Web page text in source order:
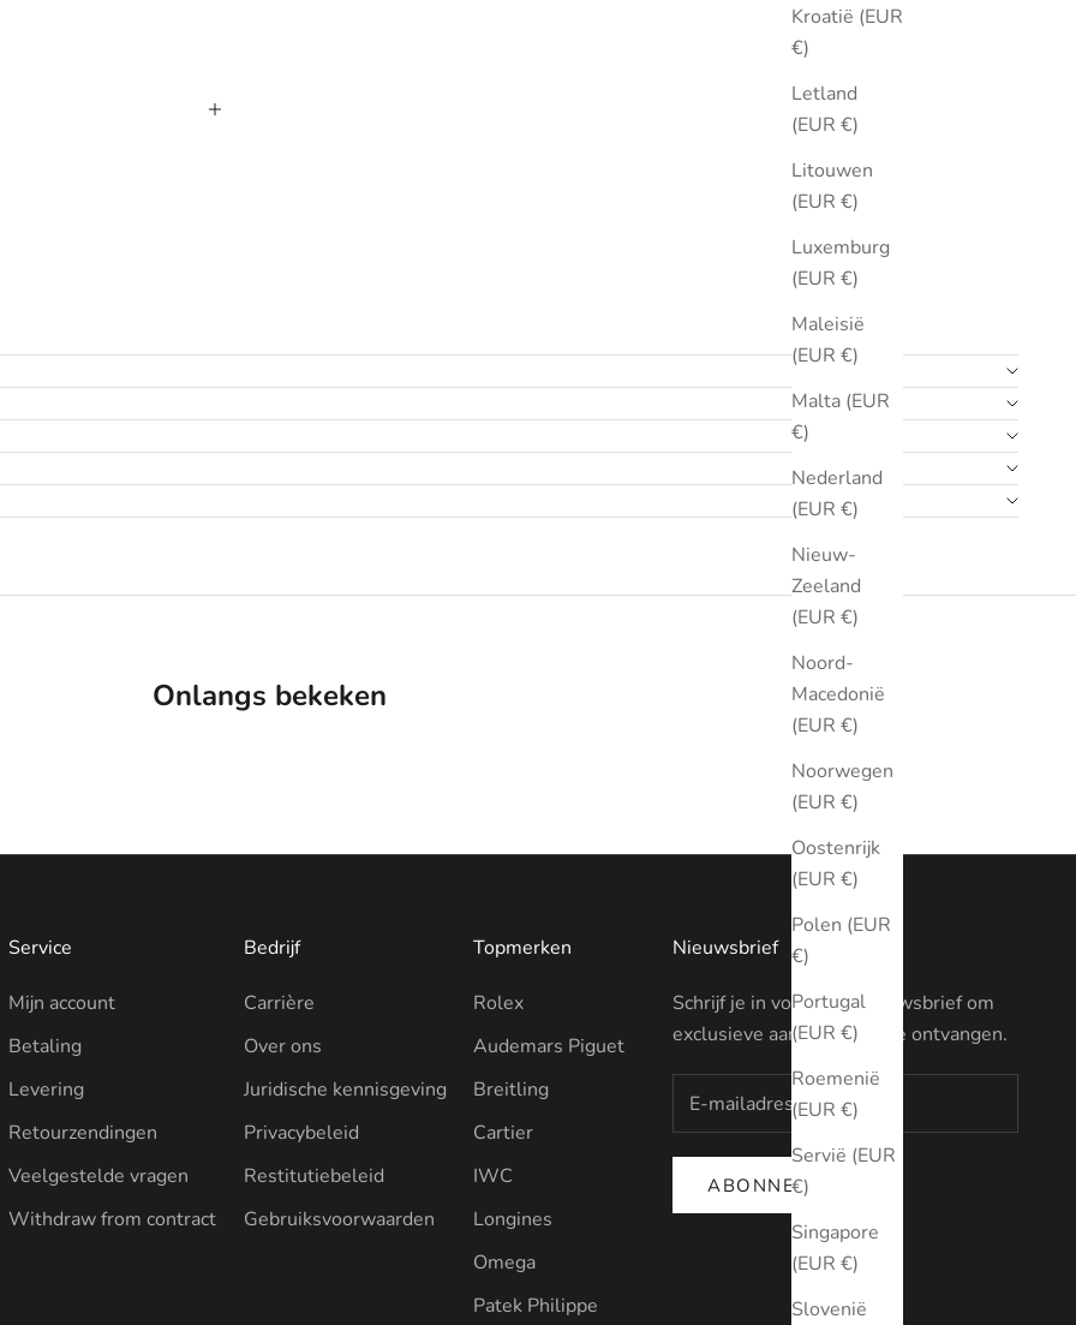
Kroatië (EUR
€)
Letland
(EUR €)
Litouwen
(EUR €)
Luxemburg
(EUR €)
Maleisië
(EUR €)
Malta (EUR
€)
Nederland
(EUR €)
Nieuw-
Zeeland
(EUR €)
Noord-
Macedonië
(EUR €)
Noorwegen
(EUR €)
Oostenrijk
(EUR €)
Polen (EUR
€)
Portugal
(EUR €)
Roemenië
(EUR €)
Servië (EUR
€)
Singapore
(EUR €)
Slovenië
Onlangs bekeken
Service
Mijn account
Betaling
Levering
Retourzendingen
Veelgestelde vragen
Withdraw from contract
Bedrijf
Carrière
Over ons
Juridische kennisgeving
Privacybeleid
Restitutiebeleid
Gebruiksvoorwaarden
Topmerken
Rolex
Audemars Piguet
Breitling
Cartier
IWC
Longines
Omega
Patek Philippe
Nieuwsbrief
Schrijf je in voor onze nieuwsbrief om
exclusieve aanbiedingen te ontvangen.
ABONNEREN